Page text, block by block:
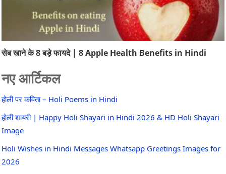
सेब खाने के 8 बड़े फायदे | 8 Apple Health Benefits in Hindi
नए आर्टिकल
होली पर कविता – Holi Poems in Hindi
होली शायरी | Happy Holi Shayari in Hindi 2026 & HD Holi Shayari
Image
Holi Wishes in Hindi Messages Whatsapp Greetings Images for
2026